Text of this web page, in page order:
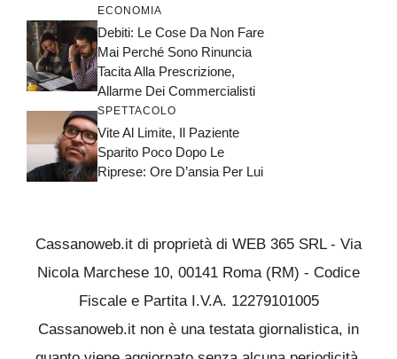
ECONOMIA
Debiti: Le Cose Da Non Fare
Mai Perché Sono Rinuncia
Tacita Alla Prescrizione,
Allarme Dei Commercialisti
SPETTACOLO
Vite Al Limite, Il Paziente
Sparito Poco Dopo Le
Riprese: Ore D’ansia Per Lui
Cassanoweb.it di proprietà di WEB 365 SRL - Via
Nicola Marchese 10, 00141 Roma (RM) - Codice
Fiscale e Partita I.V.A. 12279101005
Cassanoweb.it non è una testata giornalistica, in